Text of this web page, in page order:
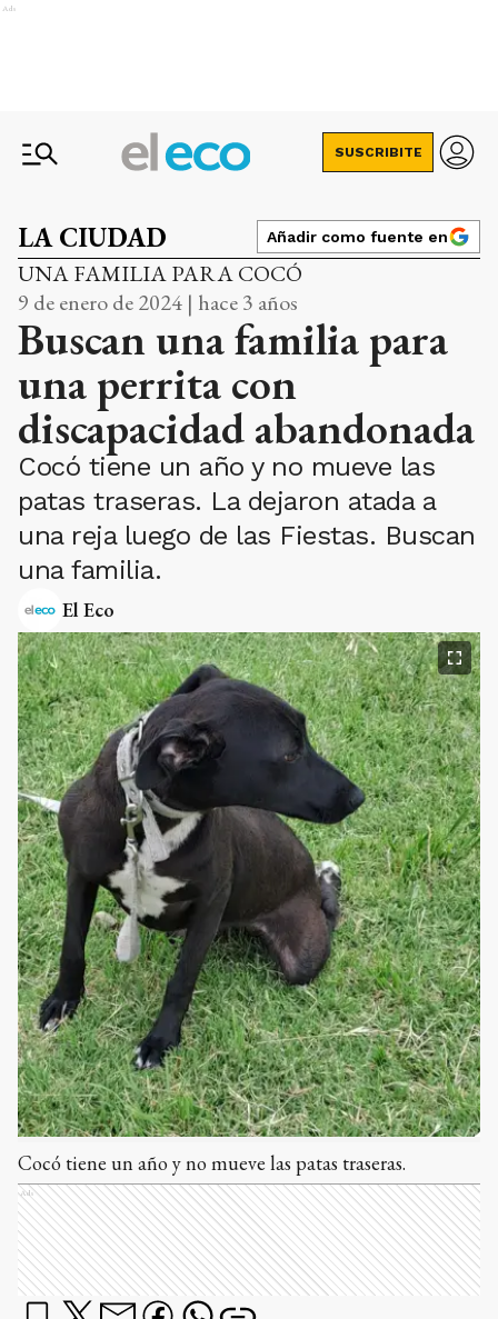
Ads
SUSCRIBITE
LA CIUDAD Añadir como fuente en
UNA FAMILIA PARA COCÓ
9 de enero de 2024 | hace 3 años
Buscan una familia para
una perrita con
discapacidad abandonada
Cocó tiene un año y no mueve las
patas traseras. La dejaron atada a
una reja luego de las Fiestas. Buscan
una familia.
El Eco
Cocó tiene un año y no mueve las patas traseras.
Ads